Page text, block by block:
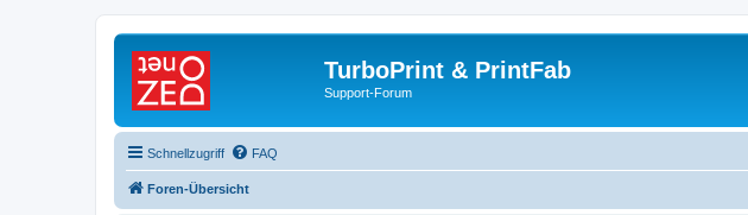
TurboPrint & PrintFab
Support-Forum
Schnellzugriff FAQ
Foren-Übersicht